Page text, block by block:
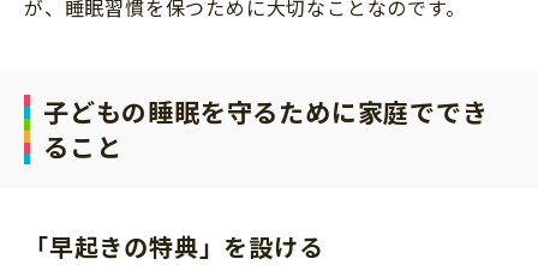
が、睡眠習慣を保つために大切なことなのです。
子どもの睡眠を守るために家庭ででき
ること
「早起きの特典」を設ける